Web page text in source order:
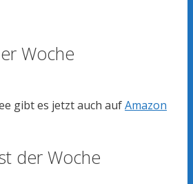
Woche
gibt es jetzt auch aufAmazon
der Woche